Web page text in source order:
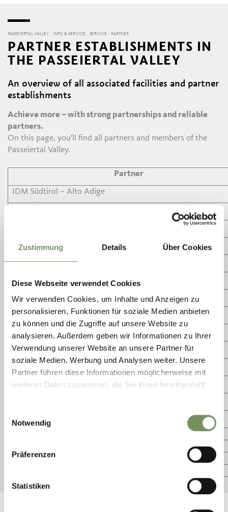
Zustimmung Details Über Cookies
Diese Webseite verwendet Cookies
Wir verwenden Cookies, um Inhalte und Anzeigen zu
personalisieren, Funktionen für soziale Medien anbieten
zu können und die Zugriffe auf unsere Website zu
analysieren. Außerdem geben wir Informationen zu Ihrer
Verwendung unserer Website an unsere Partner für
soziale Medien, Werbung und Analysen weiter. Unsere
Partner führen diese Informationen möglicherweise mit
weiteren Daten zusammen, die Sie ihnen bereitgestellt
Notwendig
Präferenzen
Statistiken
PASSEIERTAL VALLEY INFO & SERVICE SERVICE PARTNER
PARTNER ESTABLISHMENTS IN
THE PASSEIERTAL VALLEY
An overview of all associated facilities and partner
establishments
Achieve more – with strong partnerships and reliable
partners.
On this page, you'll find all partners and members of the
Passeiertal Valley.
Partner
IDM Südtirol – Alto Adige
Gemeine Riffian
Gemeinde St. Martin in Passeier
Gemeinde Moos in Passeier
Raiffeisenkasse St. Martin in Passeier
Raiffeisenkasse Passeier
Seilbahnanlagen Hirzer GmbH
Bergbahnen Pfelders
Spezialbier-Brauerei FORST
SportArena Passeier